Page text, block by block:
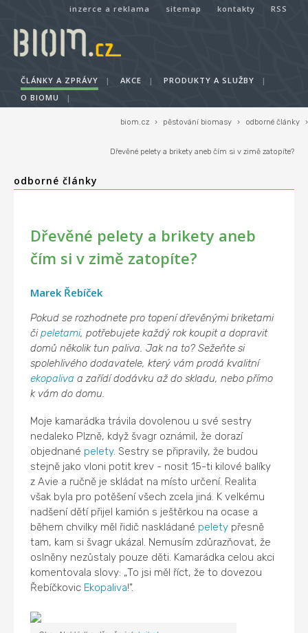
inzerce a reklama sitemap kontakty RSS
ČLÁNKY A ZPRÁVY | AKCE | PRODUKTY A SLUŽBY
|
O BIOMU
|
biom.cz › pěstování biomasy › odborné články ›
Dřevěné pelety a brikety aneb čím si v zimě zatopíte?
odborné články
Dřevěné pelety a brikety aneb
čím si v zimě zatopíte?
Marek Řebíček
Pokud se rozhodnete pro topení dřevěnými briketami
čipeletami, potřebujete každý rok koupit a dopravit
domů několik tun paliva. Jak na to? Sežeňte si
spolehlivého dodavatele, který vám prodá kvalitní
ekopaliva a zařídí dodávku až do skladu, nebo přímo
k vám do domu.
Moje kamarádka trávila dovolenou u své sestry
nedaleko Plzně, když švagr oznámil, že dorazí
objednané pelety. Sestry se připravily, že budou
stejně jako vloni potit krev - nosit 15-ti kilové balíky
z Avie a ručně je skládat na místo určení. Realita
však byla pro potěšení všech zcela jiná. K velkému
nadšení dětí přijel kamión s ještěrkou na ocase a
během chvilky měl řidič naskládané pelety přesně
tam, kam si švagr ukázal. Nemusím zdůrazňovat, že
oslněny nezůstaly pouze děti. Kamarádka celou akci
komentovala slovy: „To jsi měl říct, že to dovezou
Řebíčkovic Ekopaliva!".